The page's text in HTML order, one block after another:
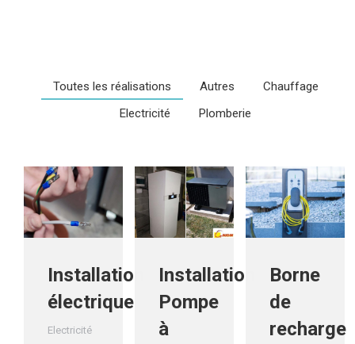
Toutes les réalisations Autres
Chauffage
Electricité
Plomberie
Installation
électrique
Electricité
Installation
Pompe
à
Borne
de
recharge